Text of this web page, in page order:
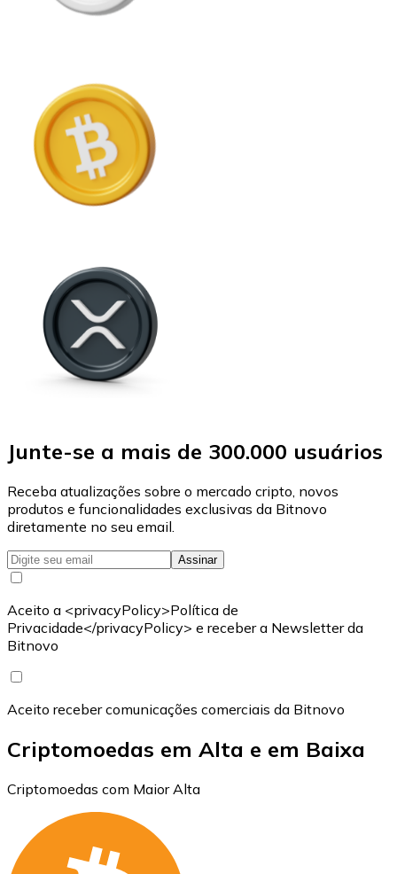
Junte-se a mais de 300.000 usuários
Receba atualizações sobre o mercado cripto, novos
produtos e funcionalidades exclusivas da Bitnovo
diretamente no seu email.
Assinar
Aceito a <privacyPolicy>Política de
Privacidade</privacyPolicy> e receber a Newsletter da
Bitnovo
Aceito receber comunicações comerciais da Bitnovo
Criptomoedas em Alta e em Baixa
Criptomoedas com Maior Alta